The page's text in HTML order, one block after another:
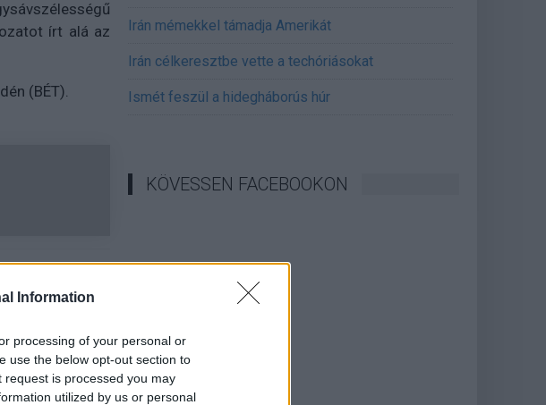
Information
processing of your personal or
use the below opt-out section to
is processed you may
utilized by us or personal
írt alá az
(BÉT).
Irán mémekkel támadja Amerikát
Irán célkeresztbe vette a techóriásokat
Ismét feszül a hidegháborús húr
KÖVESSEN FACEBOOKON